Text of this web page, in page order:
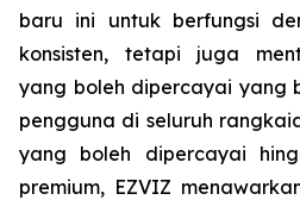
baru ini untuk berfungsi
konsisten, tetapi juga
yang boleh dipercayai yang
pengguna di seluruh
yang boleh dipercayai
premium, EZVIZ